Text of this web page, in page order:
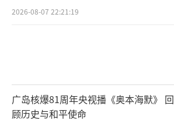
2026-08-07 22:21:19
广岛核爆81周年央视播《奥本海默》 回
顾历史与和平使命